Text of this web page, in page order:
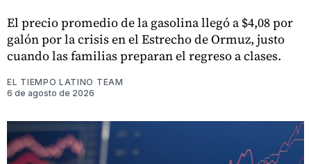
El precio promedio de la gasolina llegó a $4,08 por
galón por la crisis en el Estrecho de Ormuz, justo
cuando las familias preparan el regreso a clases.
EL TIEMPO LATINO TEAM
6 de agosto de 2026